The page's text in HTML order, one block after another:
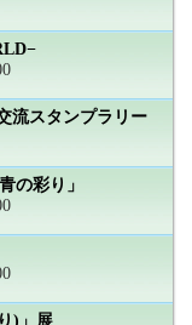
流スタンプラリー
の彩り」
)」展